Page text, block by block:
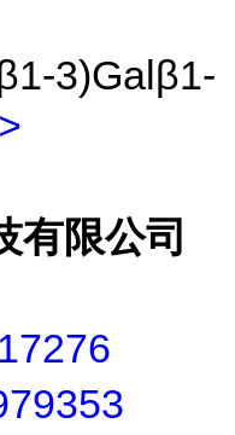
3)Galβ1-
有限公司